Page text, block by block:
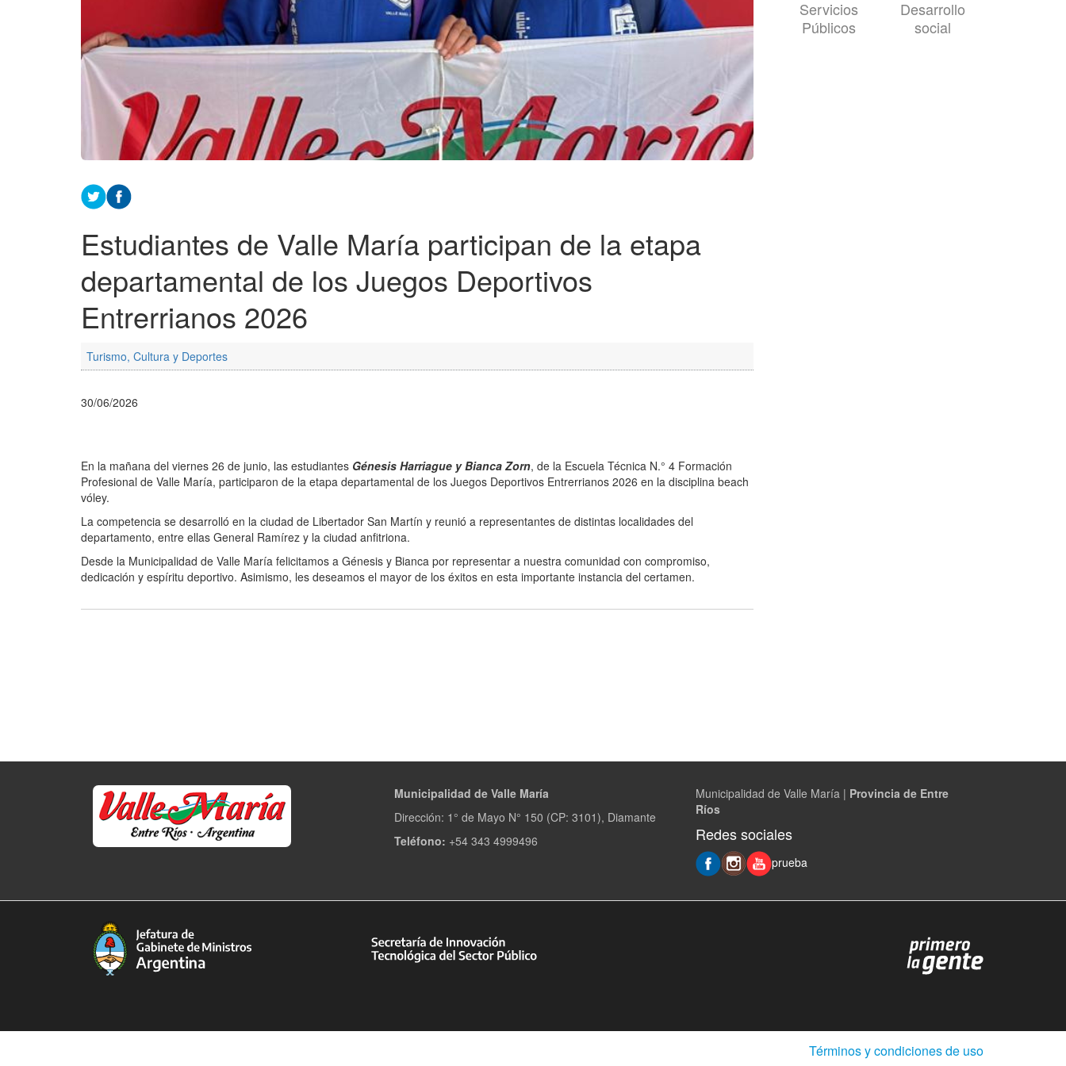
Estudiantes de Valle María participan de la etapa
departamental de los Juegos Deportivos
Entrerrianos 2026
Turismo, Cultura y Deportes
30/06/2026
En la mañana del viernes 26 de junio, las estudiantes Génesis Harriague y Bianca Zorn, de la Escuela Técnica N.° 4 Formación
Profesional de Valle María, participaron de la etapa departamental de los Juegos Deportivos Entrerrianos 2026 en la disciplina beach
vóley.
La competencia se desarrolló en la ciudad de Libertador San Martín y reunió a representantes de distintas localidades del
departamento, entre ellas General Ramírez y la ciudad anfitriona.
Desde la Municipalidad de Valle María felicitamos a Génesis y Bianca por representar a nuestra comunidad con compromiso,
dedicación y espíritu deportivo. Asimismo, les deseamos el mayor de los éxitos en esta importante instancia del certamen.
Servicios
Públicos
Desarrollo
social
Municipalidad de Valle María
Dirección: 1° de Mayo N° 150 (CP: 3101), Diamante
Teléfono: +54 343 4999496
Municipalidad de Valle María | Provincia de Entre
Ríos
Redes sociales
prueba
Términos y condiciones de uso(Abre